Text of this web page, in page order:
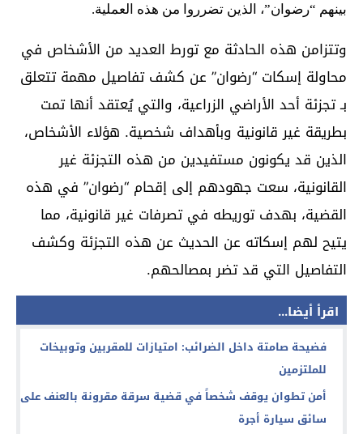
بينهم “رضوان”، الذين تضرروا من هذه العملية.
وتتزامن هذه الحادثة مع تورط العديد من الأشخاص في
محاولة إسكات “رضوان” عن كشف تفاصيل مهمة تتعلق
بـ تجزئة أحد الأراضي الزراعية، والتي يُعتقد أنها تمت
بطريقة غير قانونية وبأهداف شخصية. هؤلاء الأشخاص،
الذين قد يكونون مستفيدين من هذه التجزئة غير
القانونية، سعت جهودهم إلى إقحام “رضوان” في هذه
القضية، بهدف توريطه في تصرفات غير قانونية، مما
يتيح لهم إسكاته عن الحديث عن هذه التجزئة وكشف
التفاصيل التي قد تضر بمصالحهم.
اقرأ أيضا...
فضيحة صامتة داخل الضرائب: امتيازات للمقربين وتوبيخات
للملتزمين
أمن تطوان يوقف شخصاً في قضية سرقة مقرونة بالعنف على
سائق سيارة أجرة